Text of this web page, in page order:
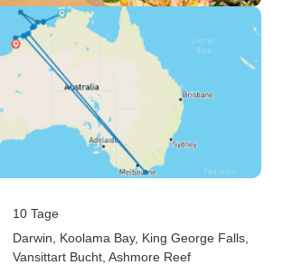
10 Tage
Darwin , Koolama Bay, King George Falls
Vansittart Bucht , Ashmore Reef